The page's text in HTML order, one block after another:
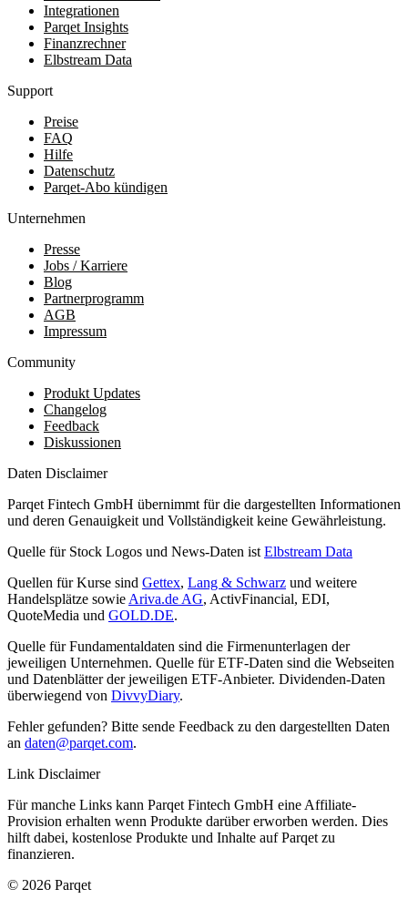
Integrationen
Parqet Insights
Finanzrechner
Elbstream Data
Support
Preise
FAQ
Hilfe
Datenschutz
Parqet-Abo kündigen
Unternehmen
Presse
Jobs / Karriere
Blog
Partnerprogramm
AGB
Impressum
Community
Produkt Updates
Changelog
Feedback
Diskussionen
Daten Disclaimer
Parqet Fintech GmbH übernimmt für die dargestellten Informationen
und deren Genauigkeit und Vollständigkeit keine Gewährleistung.
Quelle für Stock Logos und News-Daten ist Elbstream Data
Quellen für Kurse sind Gettex, Lang & Schwarz und weitere
Handelsplätze sowie Ariva.de AG, ActivFinancial, EDI,
QuoteMedia und GOLD.DE.
Quelle für Fundamentaldaten sind die Firmenunterlagen der
jeweiligen Unternehmen. Quelle für ETF-Daten sind die Webseiten
und Datenblätter der jeweiligen ETF-Anbieter. Dividenden-Daten
überwiegend von DivvyDiary.
Fehler gefunden? Bitte sende Feedback zu den dargestellten Daten
an daten@parqet.com.
Link Disclaimer
Für manche Links kann Parqet Fintech GmbH eine Affiliate-
Provision erhalten wenn Produkte darüber erworben werden. Dies
hilft dabei, kostenlose Produkte und Inhalte auf Parqet zu
finanzieren.
© 2026 Parqet